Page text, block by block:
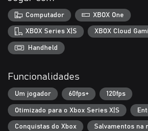
Computador XBOX One
XBOX Series X|S XBOX Cloud
Handheld
Funcionalidades
Um jogador 60fps+ 120fps
Otimizado para o Xbox Series X|S
Conquistas do Xbox Salvamentos na